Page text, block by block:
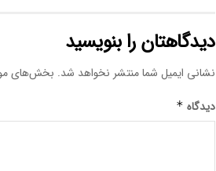
دیدگاهتان را بنویسید
نشانی ایمیل شما منتشر نخواهد شد. بخش‌های
دیدگاه *